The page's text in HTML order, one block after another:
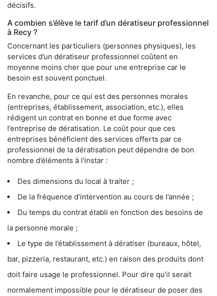
décisifs.
A combien s’élève le tarif d’un dératiseur professionnel
à Recy ?
Concernant les particuliers (personnes physiques), les
services d’un dératiseur professionnel coûtent en
moyenne moins cher que pour une entreprise car le
besoin est souvent ponctuel.
En revanche, pour ce qui est des personnes morales
(entreprises, établissement, association, etc.), elles
rédigent un contrat en bonne et due forme avec
l’entreprise de dératisation. Le coût pour que ces
entreprises bénéficient des services offerts par ce
professionnel de la dératisation peut dépendre de bon
nombre d’éléments à l'instar :
Des dimensions du local à traiter ;
De la fréquence d’intervention au cours de l’année ;
Du temps du contrat établi en fonction des besoins de
la personne morale ;
Le type de l’établissement à dératiser (bureaux, hôtel,
bar, pizzeria, restaurant, etc.) en raison des produits dont
doit faire usage le professionnel. Pour dire qu’il serait
normalement impossible pour le dératiseur de poser des